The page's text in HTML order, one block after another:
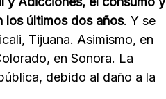
los últimos dos años. Y se
Tijuana. Asimismo, en
en Sonora. La
debido al daño a la